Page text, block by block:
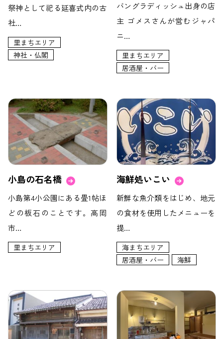
祭神として祀る延喜式内の古
社…
里まちエリア
神社・仏閣
バングラディッシュ出身の店
主 ゴメスさんが営むジャパ
ニ…
里まちエリア
居酒屋・バー
小島の石名橋
小島第4小公園にある畳1帖ほ
どの板石のことです。高岡
市…
里まちエリア
海鮮処いこい
新鮮な魚介類をはじめ、地元
の食材を使用したメニューを
提…
海まちエリア
居酒屋・バー
海鮮